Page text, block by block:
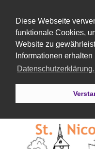
Diese Webseite
funktionale Cookies,
Website zu
Informationen
Datenschutzerklärung.